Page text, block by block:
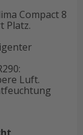
Compact 8
Platz.
Luft.